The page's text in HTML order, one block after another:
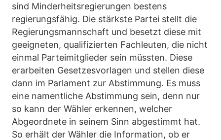
sind Minderheitsregierungen bestens
regierungsfähig. Die stärkste Partei stellt die
Regierungsmannschaft und besetzt diese mit
geeigneten, qualifizierten Fachleuten, die nicht
einmal Parteimitglieder sein müssten. Diese
erarbeiten Gesetzesvorlagen und stellen diese
dann im Parlament zur Abstimmung. Es muss
eine namentliche Abstimmung sein, denn nur
so kann der Wähler erkennen, welcher
Abgeordnete in seinem Sinn abgestimmt hat.
So erhält der Wähler die Information, ob er